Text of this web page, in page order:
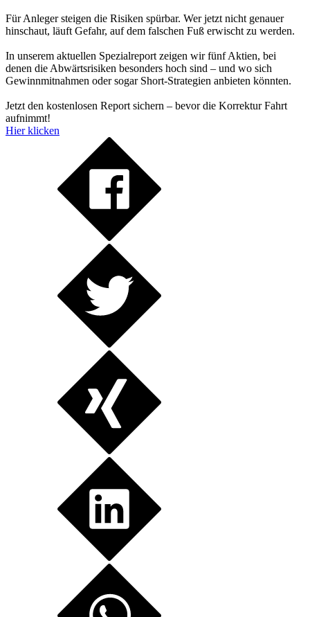
Für Anleger steigen die Risiken spürbar. Wer jetzt nicht genauer
hinschaut, läuft Gefahr, auf dem falschen Fuß erwischt zu werden.
In unserem aktuellen Spezialreport zeigen wir fünf Aktien, bei
denen die Abwärtsrisiken besonders hoch sind – und wo sich
Gewinnmitnahmen oder sogar Short-Strategien anbieten könnten.
Jetzt den kostenlosen Report sichern – bevor die Korrektur Fahrt
aufnimmt!
Hier klicken